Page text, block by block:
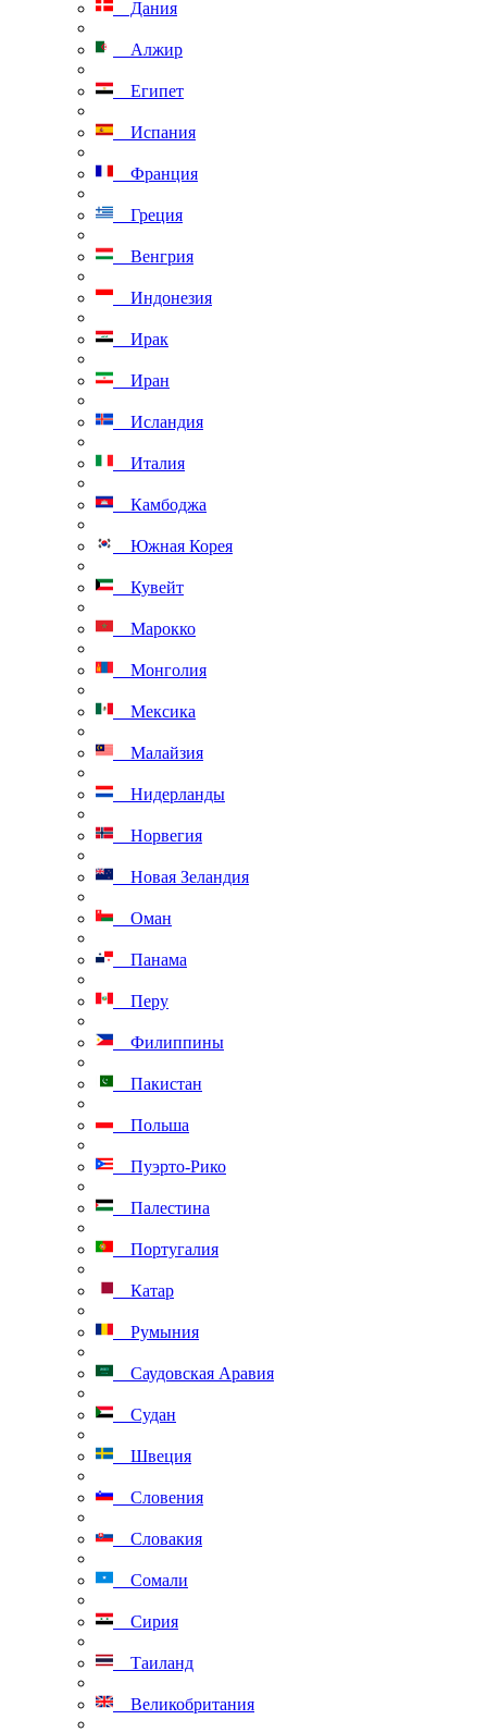
Дания
Алжир
Египет
Испания
Франция
Греция
Венгрия
Индонезия
Ирак
Иран
Исландия
Италия
Камбоджа
Южная Корея
Кувейт
Марокко
Монголия
Мексика
Малайзия
Нидерланды
Норвегия
Новая Зеландия
Оман
Панама
Перу
Филиппины
Пакистан
Польша
Пуэрто-Рико
Палестина
Португалия
Катар
Румыния
Саудовская Аравия
Судан
Швеция
Словения
Словакия
Сомали
Сирия
Таиланд
Великобритания